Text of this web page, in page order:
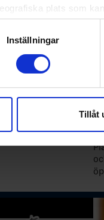
plats som
aktivt skanna den för
uppgifter behandlas
helst från cookie-
Vi vidarebefordrar
analysföretag som vi
Inställningar
Tillåt
23 aug